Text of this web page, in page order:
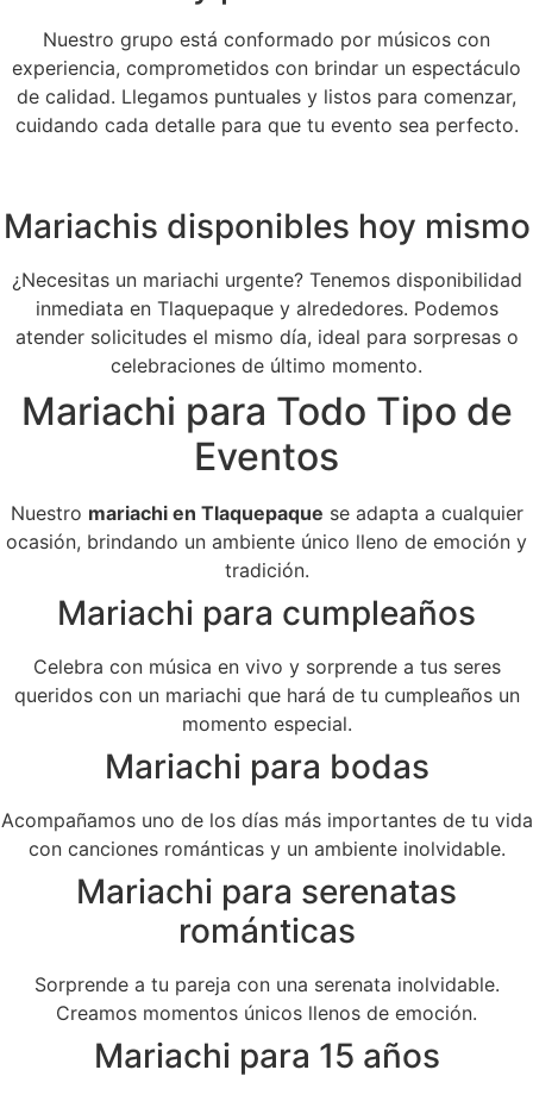
Nuestro grupo está conformado por músicos con
experiencia, comprometidos con brindar un espectáculo
de calidad. Llegamos puntuales y listos para comenzar,
cuidando cada detalle para que tu evento sea perfecto.
Mariachis disponibles hoy mismo
¿Necesitas un mariachi urgente? Tenemos disponibilidad
inmediata en Tlaquepaque y alrededores. Podemos
atender solicitudes el mismo día, ideal para sorpresas o
celebraciones de último momento.
Mariachi para Todo Tipo de
Eventos
Nuestro mariachi en Tlaquepaque se adapta a cualquier
ocasión, brindando un ambiente único lleno de emoción y
tradición.
Mariachi para cumpleaños
Celebra con música en vivo y sorprende a tus seres
queridos con un mariachi que hará de tu cumpleaños un
momento especial.
Mariachi para bodas
Acompañamos uno de los días más importantes de tu vida
con canciones románticas y un ambiente inolvidable.
Mariachi para serenatas
románticas
Sorprende a tu pareja con una serenata inolvidable.
Creamos momentos únicos llenos de emoción.
Mariachi para 15 años